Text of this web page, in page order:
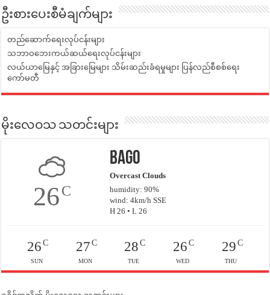
ဦးစားပေးစီမံချက်များ
တည်ဆောက်ရေးလုပ်ငန်းများ
သဘာဝဘေးကယ်ဆယ်ရေးလုပ်ငန်းများ
လယ်ယာမြေနှင့် အခြားမြေများ သိမ်းဆည်းခံရမှုများ ပြန်လည်စီစစ်ရေး
ကော်မတီ
မိုးလေဝသ သတင်းများ
26C
Bago
Overcast Clouds
humidity: 90%
wind: 4km/h SSE
H 26 • L 26
26C
SUN
27C
MON
28 C
TUE
26C
WED
29C
THU